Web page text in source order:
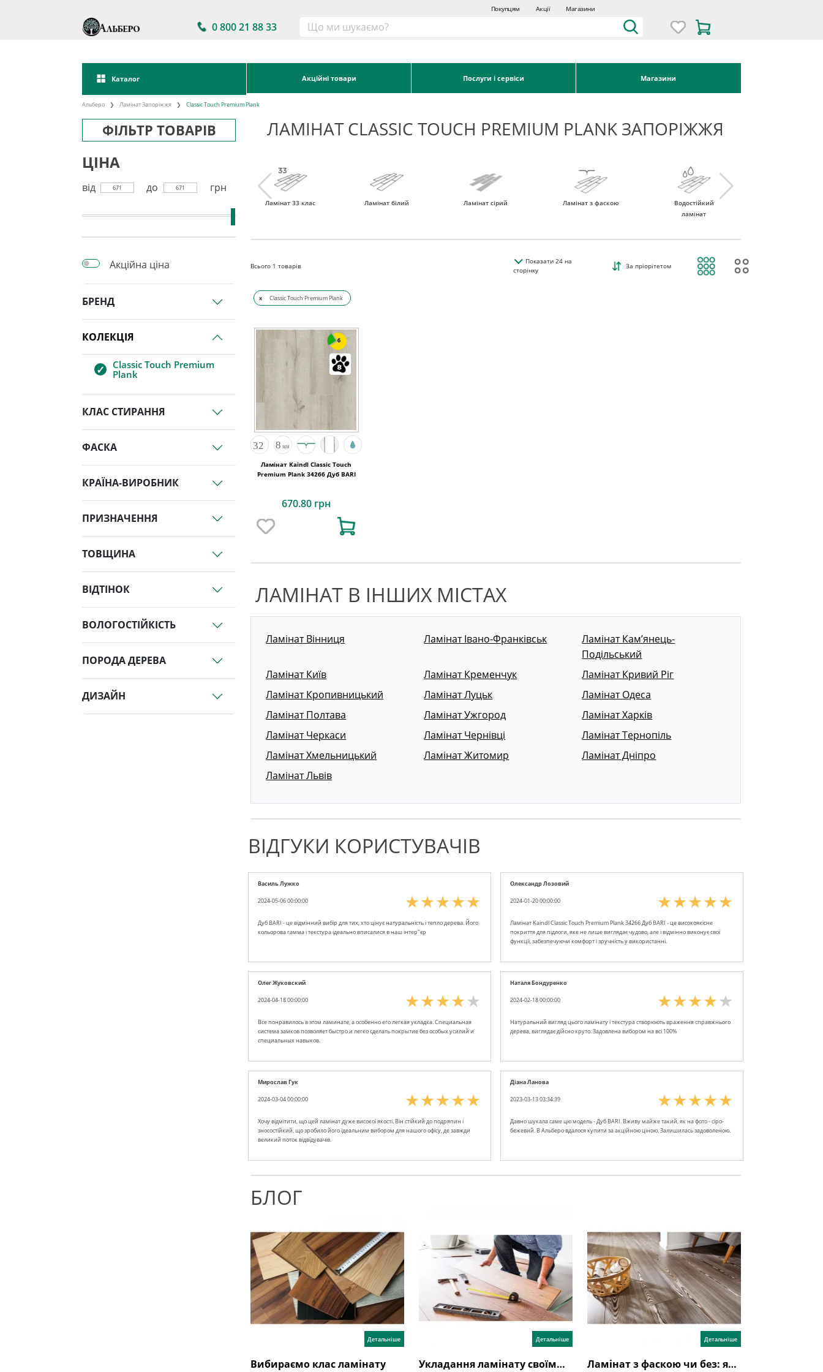
Покупцям Акції Магазини
0 800 21 88 33
Каталог Акційні товари Послуги і сервіси Магазини
Альберо Ламінат Запоріжжя Classic Touch Premium Plank
ФІЛЬТР ТОВАРІВ ЛАМІНАТ CLASSIC TOUCH PREMIUM PLANK ЗАПОРІЖЖЯ
ЦІНА
від 671 до 671 грн
Акційна ціна
БРЕНД
КОЛЕКЦІЯ
Classic Touch Premium
Plank
КЛАС СТИРАННЯ
ФАСКА
КРАЇНА-ВИРОБНИК
ПРИЗНАЧЕННЯ
ТОВЩИНА
ВІДТІНОК
ВОЛОГОСТІЙКІСТЬ
ПОРОДА ДЕРЕВА
ДИЗАЙН
Ламінат 33 клас Ламінат білий Ламінат сірий Ламінат з фаскою
Водостійкий
ламінат
Всього 1 товарів
Показати24на
сторінку
За пріорітетом
x Classic Touch Premium Plank
6
Ламінат Kaindl Classic Touch
Premium Plank 34266 Дуб BARI
670.80 грн
ЛАМІНАТ В ІНШИХ МІСТАХ
Ламінат Вінниця Ламінат Івано-Франківськ
Ламінат Кам’янець-
Подільський
Ламінат Київ
Ламінат Кременчук
Ламінат Кривий Ріг
Ламінат Кропивницький
Ламінат Луцьк
Ламінат Одеса
Ламінат Полтава
Ламінат Ужгород
Ламінат Харків
Ламінат Черкаси
Ламінат Чернівці
Ламінат Тернопіль
Ламінат Хмельницький
Ламінат Житомир
Ламінат Дніпро
Ламінат Львів
ВІДГУКИ КОРИСТУВАЧІВ
Василь Лужко
2024-05-06 00:00:00
Дуб BARI - це відмінний вибір для тих, хто цінує натуральність і тепло дерева. Його
кольорова гамма і текстура ідеально вписалися в наш інтер"єр
Олександр Лозовий
2024-01-20 00:00:00
Ламінат Kaindl Classic Touch Premium Plank 34266 Дуб BARI - це високоякісне
покриття для підлоги, яке не лише виглядає чудово, але і відмінно виконує свої
функції, забезпечуючи комфорт і зручність у використанні.
Олег Жуковский
2024-04-18 00:00:00
Все понравилось в этом ламинате, а особенно его легкая укладка. Специальная
система замков позволяет быстро и легко сделать покрытие без особых усилий и
специальных навыков.
Наталя Бондуренко
2024-02-18 00:00:00
Натуральний вигляд цього ламінату і текстура створюють враження справжнього
дерева, виглядає дійсно круто. Задовлена вибором на всі 100%
Мирослав Гук
2024-03-04 00:00:00
Хочу відмітити, що цей ламінат дуже високої якості. Він стійкий до подряпин і
зносостійкий, що зробило його ідеальним вибором для нашого офісу, де завжди
великий поток відвідувачів.
Діана Ланова
2023-03-13 03:34:39
Давно шукала саме цю модель - Дуб BARI. Вживу майже такий, як на фото - сіро-
бежевий. В Альберо вдалося купити за акційною ціною. Залишилась задоволеною.
БЛОГ
Детальніше
Вибираємо клас ламінату
Детальніше
Укладання ламінату своїми руками: як правильно? Детальна інструкція, відео
Детальніше
Ламінат з фаскою чи без: який кращий?